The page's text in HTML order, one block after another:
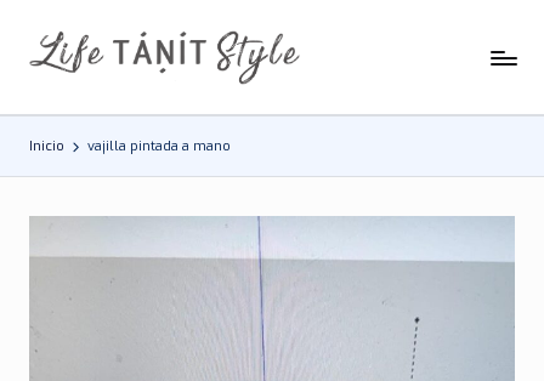
Saltar
Inicio vajilla pintada a mano